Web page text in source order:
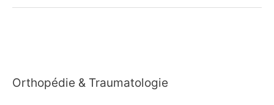
Nicolas
Orthopédie & Traumatologie